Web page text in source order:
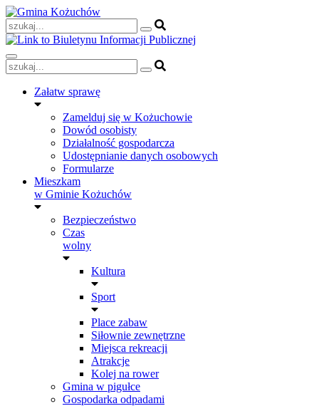
Skip
to
content
Załatw sprawę
Zamelduj się w Kożuchowie
Dowód osobisty
Działalność gospodarcza
Udostępnianie danych osobowych
Formularze
Mieszkam
w Gminie Kożuchów
Bezpieczeństwo
Czas
wolny
Kultura
Sport
Place zabaw
Siłownie zewnętrzne
Miejsca rekreacji
Atrakcje
Kolej na rower
Gmina w pigułce
Gospodarka odpadami